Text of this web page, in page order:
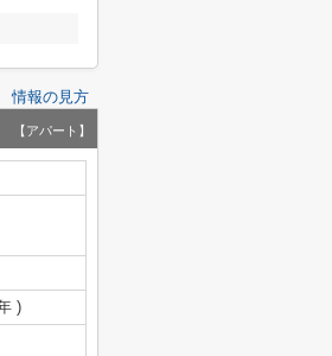
情報の見方
【アパート】
)